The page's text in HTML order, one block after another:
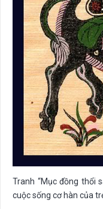
Tranh “Mục đồng thổi
cuộc sống cơ hàn của